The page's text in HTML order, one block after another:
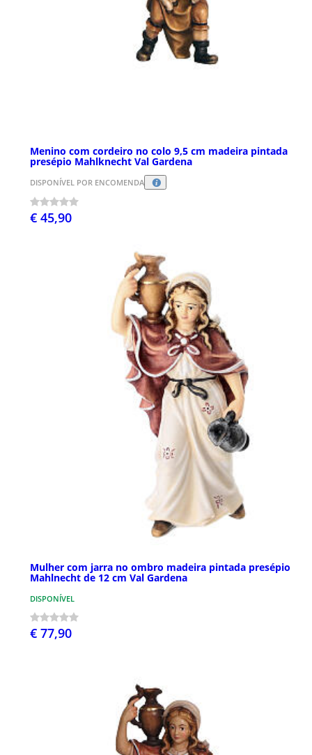
Menino com cordeiro no colo 9,5 cm madeira pintada
presépio Mahlknecht Val Gardena
DISPONÍVEL POR ENCOMENDA
€ 45,90
Mulher com jarra no ombro madeira pintada presépio
Mahlnecht de 12 cm Val Gardena
DISPONÍVEL
€ 77,90